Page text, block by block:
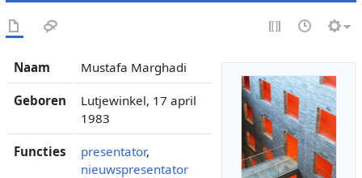
Naam Mustafa Marghadi
Geboren
Lutjewinkel, 17 april
1983
Functies presentator,
nieuwspresentator